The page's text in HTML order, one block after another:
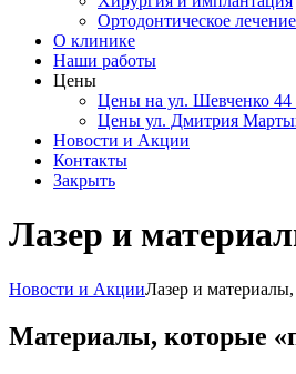
Ортодонтическое лечение
О клинике
Наши работы
Цены
Цены на ул. Шевченко 44
Цены ул. Дмитрия
Новости и Акции
Контакты
Закрыть
Лазер и
Новости и АкцииЛазер и
Материалы, которые